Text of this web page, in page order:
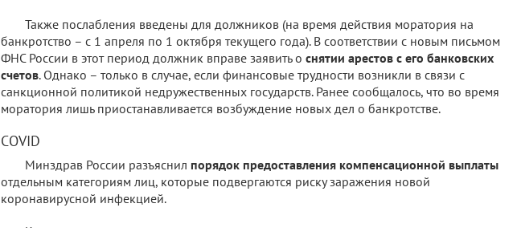
Также послабления введены для должников (на время действия моратория на
банкротство – с 1 апреля по 1 октября текущего года). В соответствии с новым письмом
ФНС России в этот период должник вправе заявить о снятии арестов с его банковских
счетов. Однако – только в случае, если финансовые трудности возникли в связи с
санкционной политикой недружественных государств. Ранее сообщалось, что во время
моратория лишь приостанавливается возбуждение новых дел о банкротстве.
COVID
Минздрав России разъяснил порядок предоставления компенсационной выплаты
отдельным категориям лиц, которые подвергаются риску заражения новой
коронавирусной инфекцией.